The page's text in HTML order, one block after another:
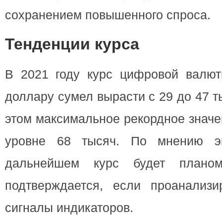
сохранением повышенного спроса.
Тенденции курса
В 2021 году курс цифровой
доллару сумел вырасти с 29 до 47
этом максимальное рекордное
уровне 68 тысяч. По мнению
дальнейшем курс будет
подтверждается, если
сигналы индикаторов.